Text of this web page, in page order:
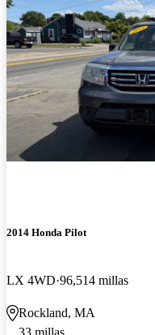
2014 Honda Pilot
LX 4WD 96,514 millas
Rockland, MA
33 millas